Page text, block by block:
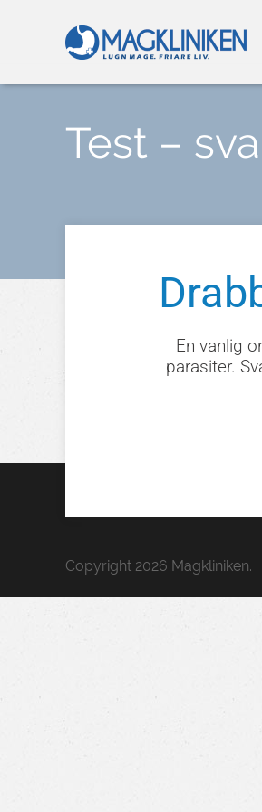
Test –
En vanlig
parasiter.
Copyright 2026 Magkliniken.